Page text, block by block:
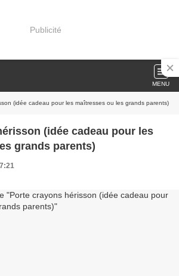
Publicité
MENU
(idée cadeau pour les maîtresses ou les grands parents)
(idée cadeau pour les
grands parents)